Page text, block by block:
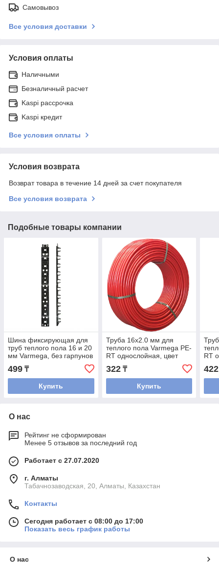
Самовывоз
Все условия доставки
Условия оплаты
Наличными
Безналичный расчет
Kaspi рассрочка
Kaspi кредит
Все условия оплаты
Условия возврата
Возврат товара в течение 14 дней за счет покупателя
Все условия возврата
Подобные товары компании
Шина фиксирующая для
труб теплого пола 16 и 20
мм Varmega, без гарпунов
длина 0,5 м, ширина 50
мм
499 ₸
Купить
Труба 16x2.0 мм для
теплого пола Varmega PE-
RT однослойная, цвет
красный
322₸
Купить
RT
422
О нас
Рейтинг не сформирован
Менее 5 отзывов за последний год
Работает с 27.07.2020
г. Алматы
Табачнозаводская, 20, Алматы, Казахстан
Контакты
Сегодня работает с 08:00 до 17:00
Показать весь график работы
О нас